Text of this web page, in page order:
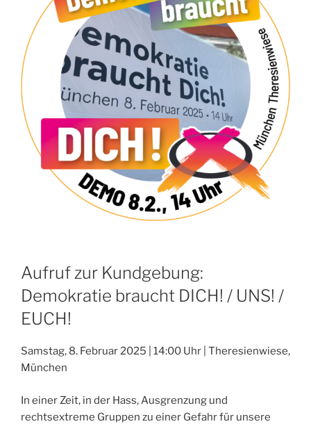
Aufruf zur Kundgebung:
Demokratie braucht DICH! / UNS! /
EUCH!
Samstag, 8. Februar 2025 | 14:00 Uhr | Theresienwiese,
München
In einer Zeit, in der Hass, Ausgrenzung und
rechtsextreme Gruppen zu einer Gefahr für unsere